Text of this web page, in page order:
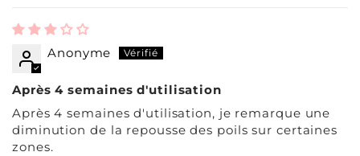
Anonyme
Après 4 semaines d'utilisation
Après 4 semaines d'utilisation, je remarque une
diminution de la repousse des poils sur certaines
zones.